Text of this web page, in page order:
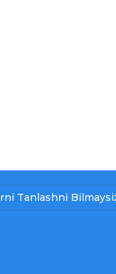
Tanlashni